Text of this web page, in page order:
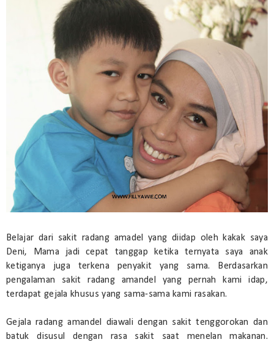
Belajar dari sakit radang amadel yang diidap oleh kakak saya
Deni, Mama jadi cepat tanggap ketika ternyata saya anak
ketiganya juga terkena penyakit yang sama. Berdasarkan
pengalaman sakit radang amandel yang pernah kami idap,
terdapat gejala khusus yang sama-sama kami rasakan.
Gejala radang amandel diawali dengan sakit tenggorokan dan
batuk disusul dengan rasa sakit saat menelan makanan.